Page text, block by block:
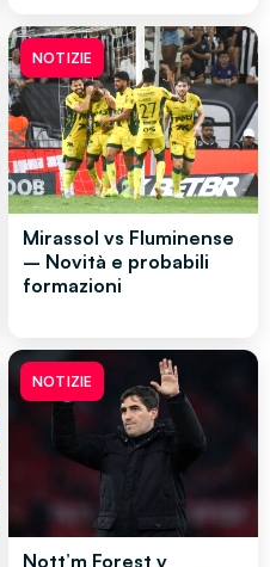
NOTIZIE
Mirassol vs Fluminense
– Novità e probabili
formazioni
NOTIZIE
Nott’m Forest v